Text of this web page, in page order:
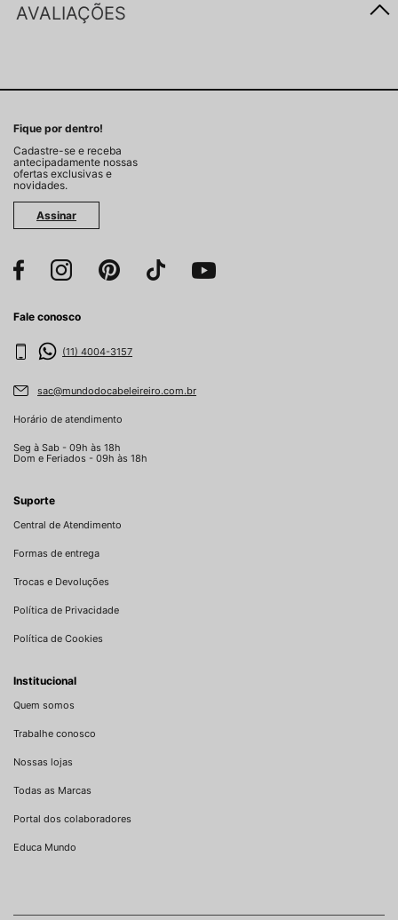
AVALIAÇÕES
Fique por dentro!
Cadastre-se e receba
antecipadamente nossas
ofertas exclusivas e
novidades.
Assinar
Fale conosco
(11) 4004-3157
sac@mundodocabeleireiro.com.br
Horário de atendimento
Seg à Sab - 09h às 18h
Dom e Feriados - 09h às 18h
Suporte
Central de Atendimento
Formas de entrega
Trocas e Devoluções
Política de Privacidade
Política de Cookies
Institucional
Quem somos
Trabalhe conosco
Nossas lojas
Todas as Marcas
Portal dos colaboradores
Educa Mundo